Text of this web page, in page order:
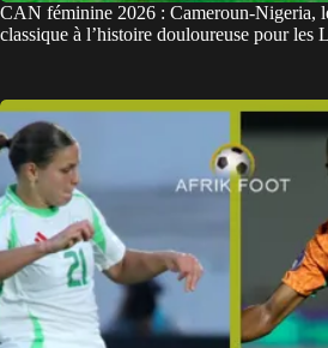
CAN féminine 2026 : Cameroun-Nigeria,
classique à l’histoire douloureuse pour les